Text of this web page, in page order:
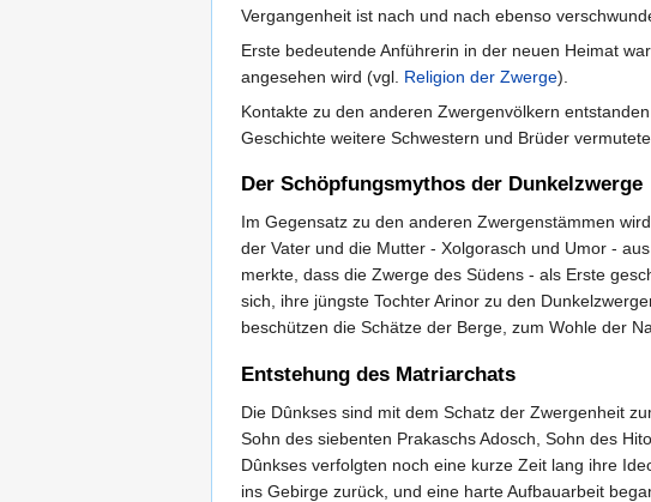
Vergangenheit ist nach und nach ebenso
Erste bedeutende Anführerin in der neuen Heimat war
angesehen wird (vgl. Religion der Zwerge).
Kontakte zu den anderen Zwergenvölkern
Geschichte weitere Schwestern und Brüder vermutete.
Der Schöpfungsmythos der Dunkelzwerge
Im Gegensatz zu den anderen Zwergenstämmen
der Vater und die Mutter - Xolgorasch und Umor -
merkte, dass die Zwerge des Südens - als Erste
sich, ihre jüngste Tochter Arinor zu den
beschützen die Schätze der Berge, zum Wohle der
Entstehung des Matriarchats
Die Dûnkses sind mit dem Schatz der Zwergenheit
Sohn des siebenten Prakaschs Adosch, Sohn des
Dûnkses verfolgten noch eine kurze Zeit lang ihre
ins Gebirge zurück, und eine harte Aufbauarbeit